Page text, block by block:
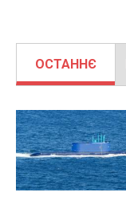
ОСТАННЄ